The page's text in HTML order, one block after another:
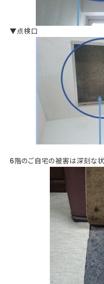
▼点検口
6階のご自宅の被害は深刻な状